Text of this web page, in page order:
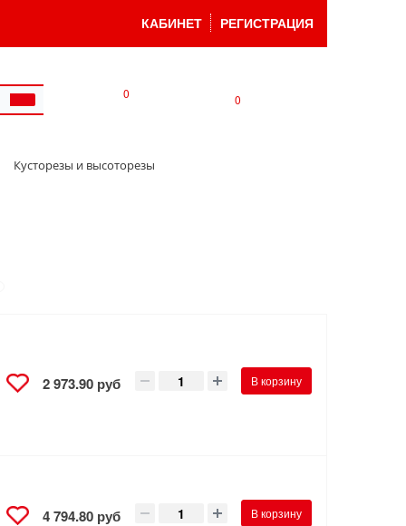
КАБИНЕТ РЕГИСТРАЦИЯ
0 0
Кусторезы и высоторезы
2 973.90 руб В корзину
4 794.80 руб В корзину